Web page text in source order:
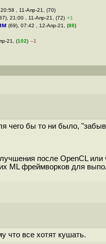
, 11-Апр-21, (70)
21:00 , 11-Апр-21, (72) +1
(69), 07:42 , 12-Апр-21, (88)
21, (102) –1
бы то ни было,
после OpenCL
ML фреймворков для
что все хотят кушать.